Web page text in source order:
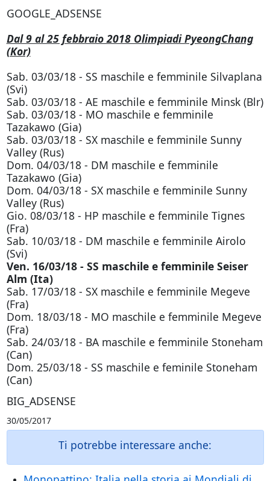
GOOGLE_ADSENSE
Dal 9 al 25 febbraio 2018 Olimpiadi PyeongChang
(Kor)
Sab. 03/03/18 - SS maschile e femminile Silvaplana
(Svi)
Sab. 03/03/18 - AE maschile e femminile Minsk (Blr)
Sab. 03/03/18 - MO maschile e femminile
Tazakawo (Gia)
Sab. 03/03/18 - SX maschile e femminile Sunny
Valley (Rus)
Dom. 04/03/18 - DM maschile e femminile
Tazakawo (Gia)
Dom. 04/03/18 - SX maschile e femminile Sunny
Valley (Rus)
Gio. 08/03/18 - HP maschile e femminile Tignes
(Fra)
Sab. 10/03/18 - DM maschile e femminile Airolo
(Svi)
Ven. 16/03/18 - SS maschile e femminile Seiser
Alm (Ita)
Sab. 17/03/18 - SX maschile e femminile Megeve
(Fra)
Dom. 18/03/18 - MO maschile e femminile Megeve
(Fra)
Sab. 24/03/18 - BA maschile e femminile Stoneham
(Can)
Dom. 25/03/18 - SS maschile e feminile Stoneham
(Can)
BIG_ADSENSE
30/05/2017
Ti potrebbe interessare anche: